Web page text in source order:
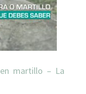
martillo – La